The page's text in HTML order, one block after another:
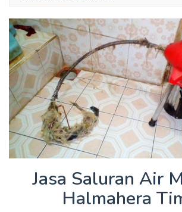
Jasa Saluran Air
Halmahera